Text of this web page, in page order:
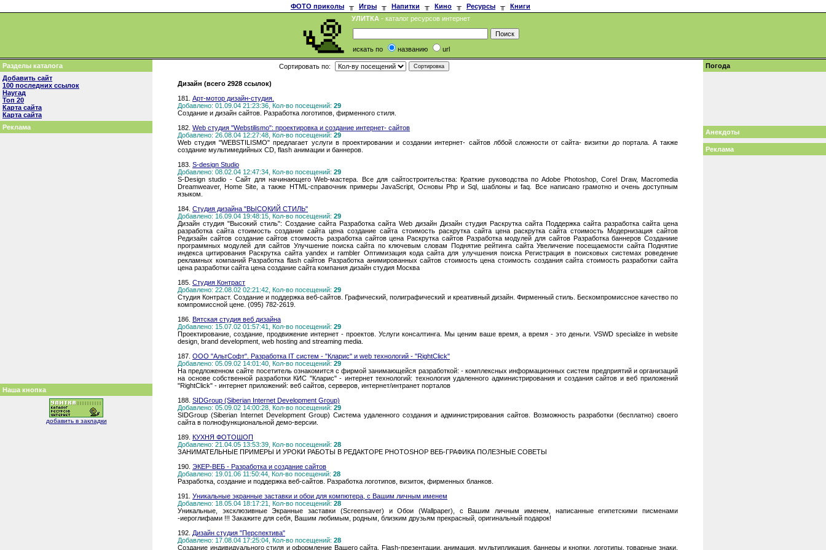
ФОТО приколы ╥ Игры ╥ Напитки ╥ Кино ╥ Ресурсы ╥
Книги
УЛИТКА - каталог ресурсов интернет
искать по названию url
Разделы каталога
Добавить сайт
100 последних ссылок
Наугад
Топ 20
Карта сайта
Карта сайта
Реклама
Наша кнопка
добавить в закладки
Сортировать по:
Дизайн (всего 2928 ссылок)
181. Арт-мотор дизайн-студия.
Добавлено: 01.09.04 21:23:36, Кол-во посещений: 29
Создание и дизайн сайтов. Разработка логотипов, фирменного стиля.
182. Web студия "Webstilismo": проектировка и создание интернет- сайтов
Добавлено: 26.08.04 12:27:48, Кол-во посещений: 29
Web студия "WEBSTILISMO" предлагает услуги в проектировании и создании интернет- сайтов лббой сложности от сайта- визитки до портала. А также
создание мультимедийных CD, flash анимации и баннеров.
183. S-design Studio
Добавлено: 08.02.04 12:47:34, Кол-во посещений: 29
S-Design studio - Сайт для начинающего Web-мастера. Все для сайтостроительства: Краткие руководства по Adobe Photoshop, Corel Draw, Macromedia
Dreamweaver, Home Site, а также HTML-справочник примеры JavaScript, Основы Php и Sql, шаблоны и faq. Все написано грамотно и очень доступным
языком.
184. Студия дизайна "ВЫСОКИЙ СТИЛЬ"
Добавлено: 16.09.04 19:48:15, Кол-во посещений: 29
Дизайн студия "Высокий стиль": Создание сайта Разработка сайта Web дизайн Дизайн студия Раскрутка сайта Поддержка сайта разработка сайта цена
разработка сайта стоимость создание сайта цена создание сайта стоимость раскрутка сайта цена раскрутка сайта стоимость Модернизация сайтов
Редизайн сайтов создание сайтов стоимость разработка сайтов цена Раскрутка сайтов Разработка модулей для сайтов Разработка баннеров Созданиие
программных модулей для сайтов Улучшение поиска сайта по ключевым словам Поднятие рейтинга сайта Увеличение посещаемости сайта Поднятие
индекса цитирования Раскрутка сайта yandex и rambler Оптимизация кода сайта для улучшения поиска Регистрация в поисковых системах роведение
рекламных компаний Разработка flash сайтов Разработка анимированных сайтов стоимость цена стоимость создания сайта стоимость разработки сайта
цена разработки сайта цена создание сайта компания дизайн студия Москва
185. Студия Контраст
Добавлено: 22.08.02 02:21:42, Кол-во посещений: 29
Студия Контраст. Создание и поддержка веб-сайтов. Графический, полиграфический и креативный дизайн. Фирменный стиль. Бескомпромиссное качество по
компромиссной цене. (095) 782-2619.
186. Вятская студия веб дизайна
Добавлено: 15.07.02 01:57:41, Кол-во посещений: 29
Проектирование, создание, продвижение интернет - проектов. Услуги консалтинга. Мы ценим ваше время, а время - это деньги. VSWD specialize in website
design, brand development, web hosting and streaming media.
187. ООО "АльтСофт". Разработка IT систем - "Кларис" и web технологий - "RightClick"
Добавлено: 05.09.02 14:01:40, Кол-во посещений: 29
На предложенном сайте посетитель ознакомится с фирмой занимающейся разработкой: - комплексных информационных систем предприятий и организаций
на основе собственной разработки КИС "Кларис" - интернет технологий: технология удаленного администрирования и создания сайтов и веб приложений
"RightClick" - интернет приложений: веб сайтов, серверов, интернет/интранет порталов
188. SIDGroup (Siberian Internet Development Group)
Добавлено: 05.09.02 14:00:28, Кол-во посещений: 29
SIDGroup (Siberian Internet Development Group) Система удаленного создания и администрирования сайтов. Возможность разработки (бесплатно) своего
сайта в полнофункциональной демо-версии.
189. КУХНЯ ФОТОШОП
Добавлено: 21.04.05 13:53:39, Кол-во посещений: 28
ЗАНИМАТЕЛЬНЫЕ ПРИМЕРЫ И УРОКИ РАБОТЫ В РЕДАКТОРЕ PHOTOSHOP ВЕБ-ГРАФИКА ПОЛЕЗНЫЕ СОВЕТЫ
190. ЭКЕР-ВЕБ - Разработка и создание сайтов
Добавлено: 19.01.06 11:50:44, Кол-во посещений: 28
Разработка, создание и поддержка веб-сайтов. Разработка логотипов, визиток, фирменных бланков.
191. Уникальные экранные заставки и обои для компютера, с Вашим личным именем
Добавлено: 18.05.04 18:17:21, Кол-во посещений: 28
Уникальные, эксклюзивные Экранные заставки (Screensaver) и Обои (Wallpaper), с Вашим личным именем, написанные египетскими писменами
-иероглифами !!! Закажите для себя, Вашим любимым, родным, близким друзьям прекрасный, оригинальный подарок!
192. Дизайн студия "Перспектива"
Добавлено: 17.08.04 17:25:04, Кол-во посещений: 28
Создание индивидуального стиля и оформление Вашего сайта. Flash-презентации, анимация, мультипликация, баннеры и кнопки, логотипы, товарные знаки,
Погода
Анекдоты
Реклама